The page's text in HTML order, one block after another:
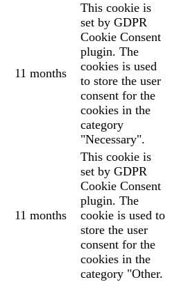
11 months
This cookie is
set by GDPR
Cookie Consent
plugin. The
cookies is used
to store the user
consent for the
cookies in the
category
"Necessary".
11 months
This cookie is
set by GDPR
Cookie Consent
plugin. The
cookie is used to
store the user
consent for the
cookies in the
category "Other.